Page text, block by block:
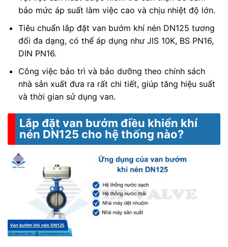
bảo mức áp suất làm việc cao và chịu nhiệt độ lớn.
Tiêu chuẩn lắp đặt van bướm khí nén DN125 tương
đối đa dạng, có thể áp dụng như JIS 10K, BS PN16,
DIN PN16.
Công việc bảo trì và bảo dưỡng theo chính sách
nhà sản xuất đưa ra rất chi tiết, giúp tăng hiệu suất
và thời gian sử dụng van.
Lắp đặt van bướm điều khiển khí
nén DN125 cho hệ thống nào?